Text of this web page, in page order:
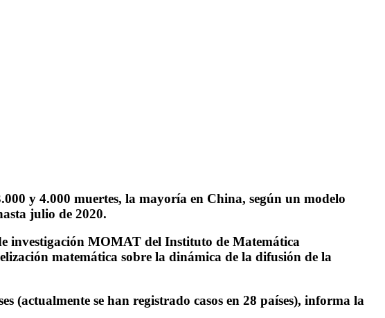
y 4.000 muertes, la mayoría en China, según un modelo
julio de 2020.
investigación MOMAT del Instituto de Matemática
matemática sobre la dinámica de la difusión de la
se han registrado casos en 28 países), informa la